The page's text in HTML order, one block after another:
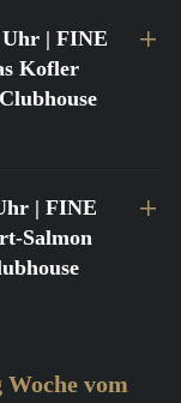
Uhr | FINE
Kofler
| FINE
Salmon
vom